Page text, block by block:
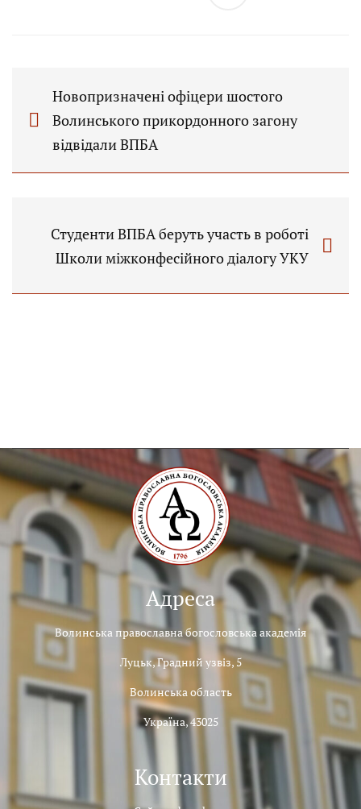
Новопризначені офіцери шостого
Волинського прикордонного загону
відвідали ВПБА
Студенти ВПБА беруть участь в роботі
Школи міжконфесійного діалогу УКУ
Адреса
Волинська православна богословська академія
Луцьк, Градний узвіз, 5
Волинська область
Україна, 43025
Контакти